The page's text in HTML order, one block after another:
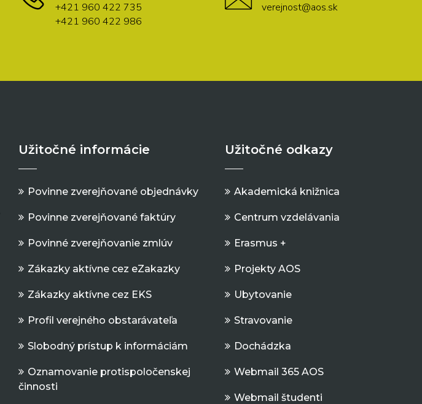
+421 960 422 735
+421 960 422 986
verejnost@aos.sk
Užitočné informácie
Povinne zverejňované objednávky
Povinne zverejňované faktúry
Povinné zverejňovanie zmlúv
Zákazky aktívne cez eZakazky
Zákazky aktívne cez EKS
Profil verejného obstarávateľa
Slobodný prístup k informáciám
Oznamovanie protispoločenskej
činnosti
Užitočné odkazy
Akademická knižnica
Centrum vzdelávania
Erasmus +
Projekty AOS
Ubytovanie
Stravovanie
Dochádzka
Webmail 365 AOS
Webmail študenti